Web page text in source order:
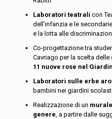
Laboratori teatrali con
dell’infanzia e le
e la lotta alle
Co-progettazione tra
Cavriago per la scelta
11 nuove rose nel
Laboratori sulle erbe
bambini nei giardini
Realizzazione di un
genere, a partire dalle